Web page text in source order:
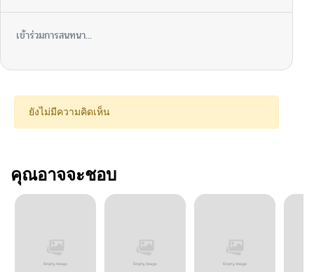
เข้าร่วมการสนทนา...
ยังไม่มีความคิดเห็น
คุณอาจจะชอบ